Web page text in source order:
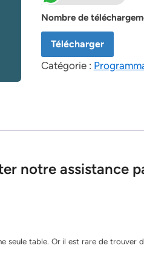
Nombre de
Télécharger
Catégorie :
notre assistance
seule table. Or il est rare de